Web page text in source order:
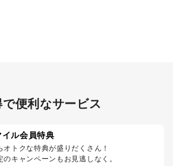
で便利なサービス
イル会員特典
オトクな特典が盛りだくさん！
のキャンペーンもお見逃しなく。